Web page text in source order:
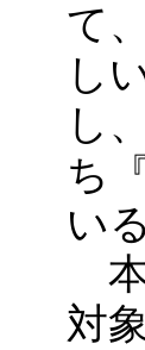
て
し
し
ち
い
本
対